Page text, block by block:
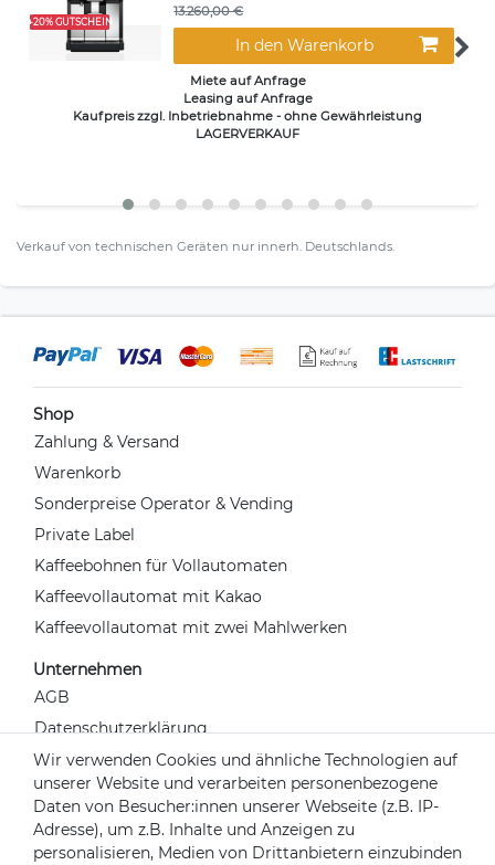
+20% GUTSCHEIN
13.260,00 €
In den Warenkorb
Miete auf Anfrage
Leasing auf Anfrage
Kaufpreis zzgl. Inbetriebnahme - ohne Gewährleistung
LAGERVERKAUF
Verkauf von technischen Geräten nur innerh. Deutschlands.
Shop
Zahlung & Versand
Warenkorb
Sonderpreise Operator & Vending
Private Label
Kaffeebohnen für Vollautomaten
Kaffeevollautomat mit Kakao
Kaffeevollautomat mit zwei Mahlwerken
Unternehmen
AGB
Datenschutzerklärung
Widerrufsrecht
Impressum
Kontakt
Über uns
Wir verwenden Cookies und ähnliche Technologien auf
unserer Website und verarbeiten personenbezogene
Daten von Besucher:innen unserer Webseite (z.B. IP-
Adresse), um z.B. Inhalte und Anzeigen zu
personalisieren, Medien von Drittanbietern einzubinden